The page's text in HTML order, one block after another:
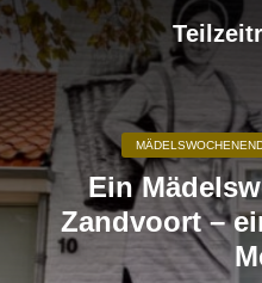
Ein
Zandvoort –